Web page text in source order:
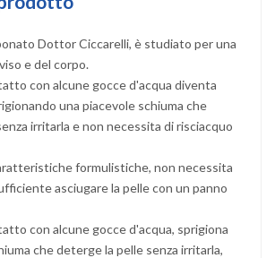
Dottor Ciccarelli, è studiato per una
e del corpo.
con alcune gocce d'acqua diventa
una piacevole schiuma che
irritarla e non necessita di risciacquo
formulistiche, non necessita
asciugare la pelle con un panno
con alcune gocce d'acqua, sprigiona
che deterge la pelle senza irritarla,